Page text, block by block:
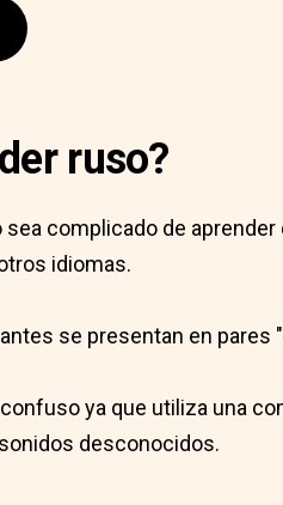
ruso?
sea complicado de
idiomas.
se presentan en pares
ya que utiliza una
desconocidos.